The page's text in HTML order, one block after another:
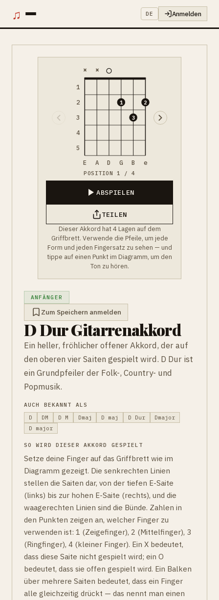
♫ DE Anmelden
1
2
3
4
5
× ×
1
3
2
E A D G B e
POSITION 1 / 4
ABSPIELEN
TEILEN
Dieser Akkord hat 4 Lagen auf dem
Griffbrett. Verwende die Pfeile, um jede
Form und jeden Fingersatz zu sehen — und
tippe auf einen Punkt im Diagramm, um den
Ton zu hören.
ANFÄNGER
Zum Speichern anmelden
D Dur Gitarrenakkord
Ein heller, fröhlicher offener Akkord, der auf
den oberen vier Saiten gespielt wird. D Dur ist
ein Grundpfeiler der Folk-, Country- und
Popmusik.
AUCH BEKANNT ALS
D
DM D M Dmaj D maj D Dur
Dmajor
D major
SO WIRD DIESER AKKORD GESPIELT
Setze deine Finger auf das Griffbrett wie im
Diagramm gezeigt. Die senkrechten Linien
stellen die Saiten dar, von der tiefen E-Saite
(links) bis zur hohen E-Saite (rechts), und die
waagerechten Linien sind die Bünde. Zahlen in
den Punkten zeigen an, welcher Finger zu
verwenden ist: 1 (Zeigefinger), 2 (Mittelfinger), 3
(Ringfinger), 4 (kleiner Finger). Ein X bedeutet,
dass diese Saite nicht gespielt wird; ein O
bedeutet, dass sie offen gespielt wird. Ein Balken
über mehrere Saiten bedeutet, dass ein Finger
alle gleichzeitig drückt — das nennt man einen